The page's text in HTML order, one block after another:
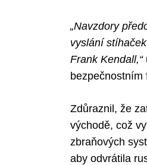
„Navzdory
vyslání
Frank Kendall,“
bezpečnostním
Zdůraznil, že
východě, což
zbraňových
aby odvrátila